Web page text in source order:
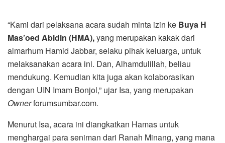
“Kami dari pelaksana acara sudah minta izin ke Buya H
Mas’oed Abidin (HMA),yang merupakan kakak dari
almarhum Hamid Jabbar, selaku pihak keluarga, untuk
melaksanakan acara ini. Dan, Alhamdulillah, beliau
mendukung. Kemudian kita juga akan kolaborasikan
dengan UIN Imam Bonjol,” ujar Isa, yang merupakan
Ownerforumsumbar.com.
Menurut Isa, acara ini diangkatkan Hamas untuk
menghargai para seniman dari Ranah Minang, yang mana